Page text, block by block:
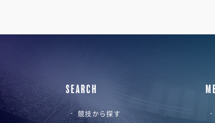
SEARCH
競技から探す